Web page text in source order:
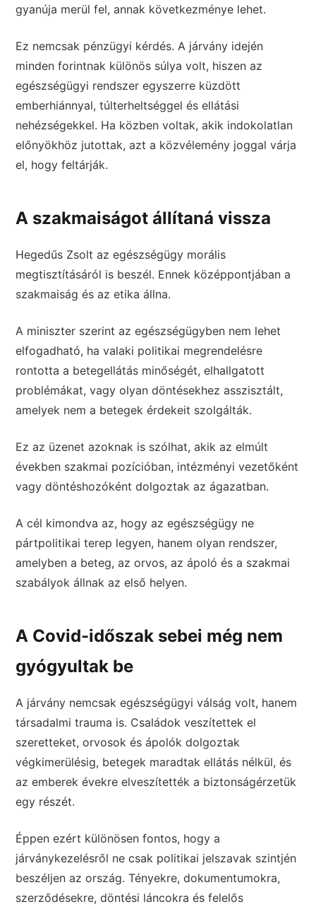
gyanúja merül fel, annak következménye lehet.
Ez nemcsak pénzügyi kérdés. A járvány idején
minden forintnak különös súlya volt, hiszen az
egészségügyi rendszer egyszerre küzdött
emberhiánnyal, túlterheltséggel és ellátási
nehézségekkel. Ha közben voltak, akik indokolatlan
előnyökhöz jutottak, azt a közvélemény joggal várja
el, hogy feltárják.
A szakmaiságot állítaná vissza
Hegedűs Zsolt az egészségügy morális
megtisztításáról is beszél. Ennek középpontjában a
szakmaiság és az etika állna.
A miniszter szerint az egészségügyben nem lehet
elfogadható, ha valaki politikai megrendelésre
rontotta a betegellátás minőségét, elhallgatott
problémákat, vagy olyan döntésekhez asszisztált,
amelyek nem a betegek érdekeit szolgálták.
Ez az üzenet azoknak is szólhat, akik az elmúlt
években szakmai pozícióban, intézményi vezetőként
vagy döntéshozóként dolgoztak az ágazatban.
A cél kimondva az, hogy az egészségügy ne
pártpolitikai terep legyen, hanem olyan rendszer,
amelyben a beteg, az orvos, az ápoló és a szakmai
szabályok állnak az első helyen.
A Covid-időszak sebei még nem
gyógyultak be
A járvány nemcsak egészségügyi válság volt, hanem
társadalmi trauma is. Családok veszítettek el
szeretteket, orvosok és ápolók dolgoztak
végkimerülésig, betegek maradtak ellátás nélkül, és
az emberek évekre elveszítették a biztonságérzetük
egy részét.
Éppen ezért különösen fontos, hogy a
járványkezelésről ne csak politikai jelszavak szintjén
beszéljen az ország. Tényekre, dokumentumokra,
szerződésekre, döntési láncokra és felelős